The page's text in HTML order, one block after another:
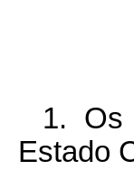
1. Os
Estado